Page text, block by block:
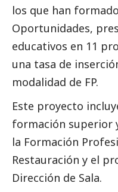
los que han
Oportunidades,
educativos en 11
una tasa de
modalidad de FP.
Este proyecto
formación superior
la Formación
Restauración y el
Dirección de Sala.